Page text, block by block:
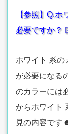
【参照】Q.
必要ですか？
ホワイト 系の
が必要になる
のカラーには
からホワイト
見の内容です